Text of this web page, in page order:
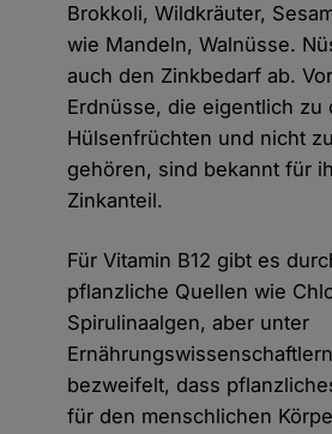
Brokkoli, Wildkräuter,
wie Mandeln, Walnüsse.
auch den Zinkbedarf ab.
Erdnüsse, die eigentlich zu
Hülsenfrüchten und nicht
gehören, sind bekannt für
Zinkanteil.
Für Vitamin B12 gibt es
pflanzliche Quellen wie
Spirulinaalgen, aber unter
bezweifelt, dass
für den menschlichen